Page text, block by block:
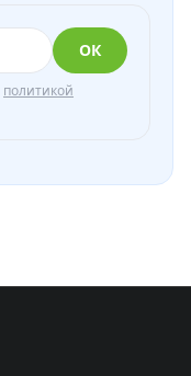
ОК
политикой